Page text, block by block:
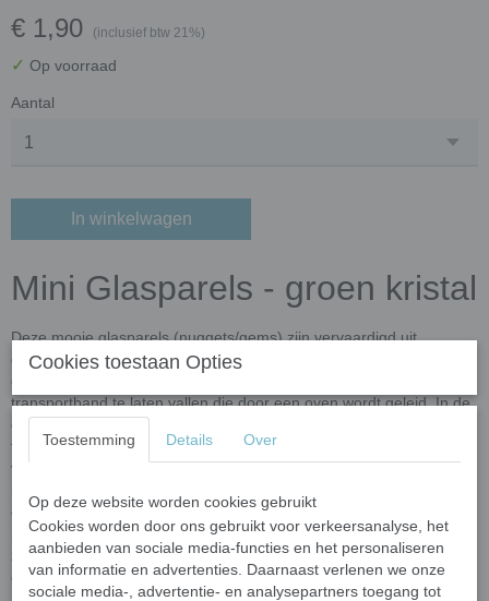
€ 1,90 (inclusief btw 21%)
✓ Op voorraad
Aantal
In winkelwagen
Mini Glasparels - groen kristal
Deze mooie glasparels (nuggets/gems) zijn vervaardigd uit
gerecycled glasen gekleurde oxiden. De glasparels worden
gemaakt door klomples gesmoten glas (nuggets) op een
transportband te laten vallen die door een oven wordt geleid. In de
oven krijgen de glasparels hun uiteindelike vorm. Door het unieke
fabricageproces kunnen de vorm en afmeting van de glasparels
variëren. Ze hebben een semi-ronde vorm met een bolle
ongeveer 6 mm en een diameter van 10-13 mm
productieproces kunnen vorm en grootte variëren per batch, wat
zorgt voor een uniek,ambachtelijk karakter. In 50 gram zitten
ongeveer60-80 glasparels.
Cookies toestaan Opties
Toestemming Details Over
Op deze website worden cookies gebruikt
Cookies worden door ons gebruikt voor verkeersanalyse, het
aanbieden van sociale media-functies en het personaliseren
van informatie en advertenties. Daarnaast verlenen we onze
sociale media-, advertentie- en analysepartners toegang tot